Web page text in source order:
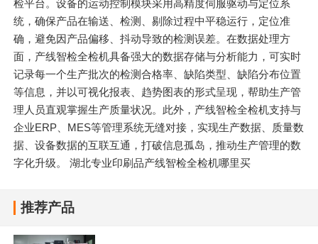
检平台。设备的运动控制模块采用高精度伺服驱动与定位系
统，确保产品在输送、检测、剔除过程中平稳运行，定位准
确，避免因产品偏移、抖动导致的检测误差。在数据处理方
面，产线智检全检机具备强大的数据存储与分析能力，可实时
记录每一个生产批次的检测合格率、缺陷类型、缺陷分布位置
等信息，并以可视化报表、趋势图表的形式呈现，帮助生产管
理人员直观掌握生产质量状况。此外，产线智检全检机支持与
企业ERP、MES等管理系统无缝对接，实现生产数据、质量数
据、设备数据的互联互通，打破信息孤岛，推动生产管理的数
字化升级。 湖北专业印刷品产线智检全检机哪里买
推荐产品